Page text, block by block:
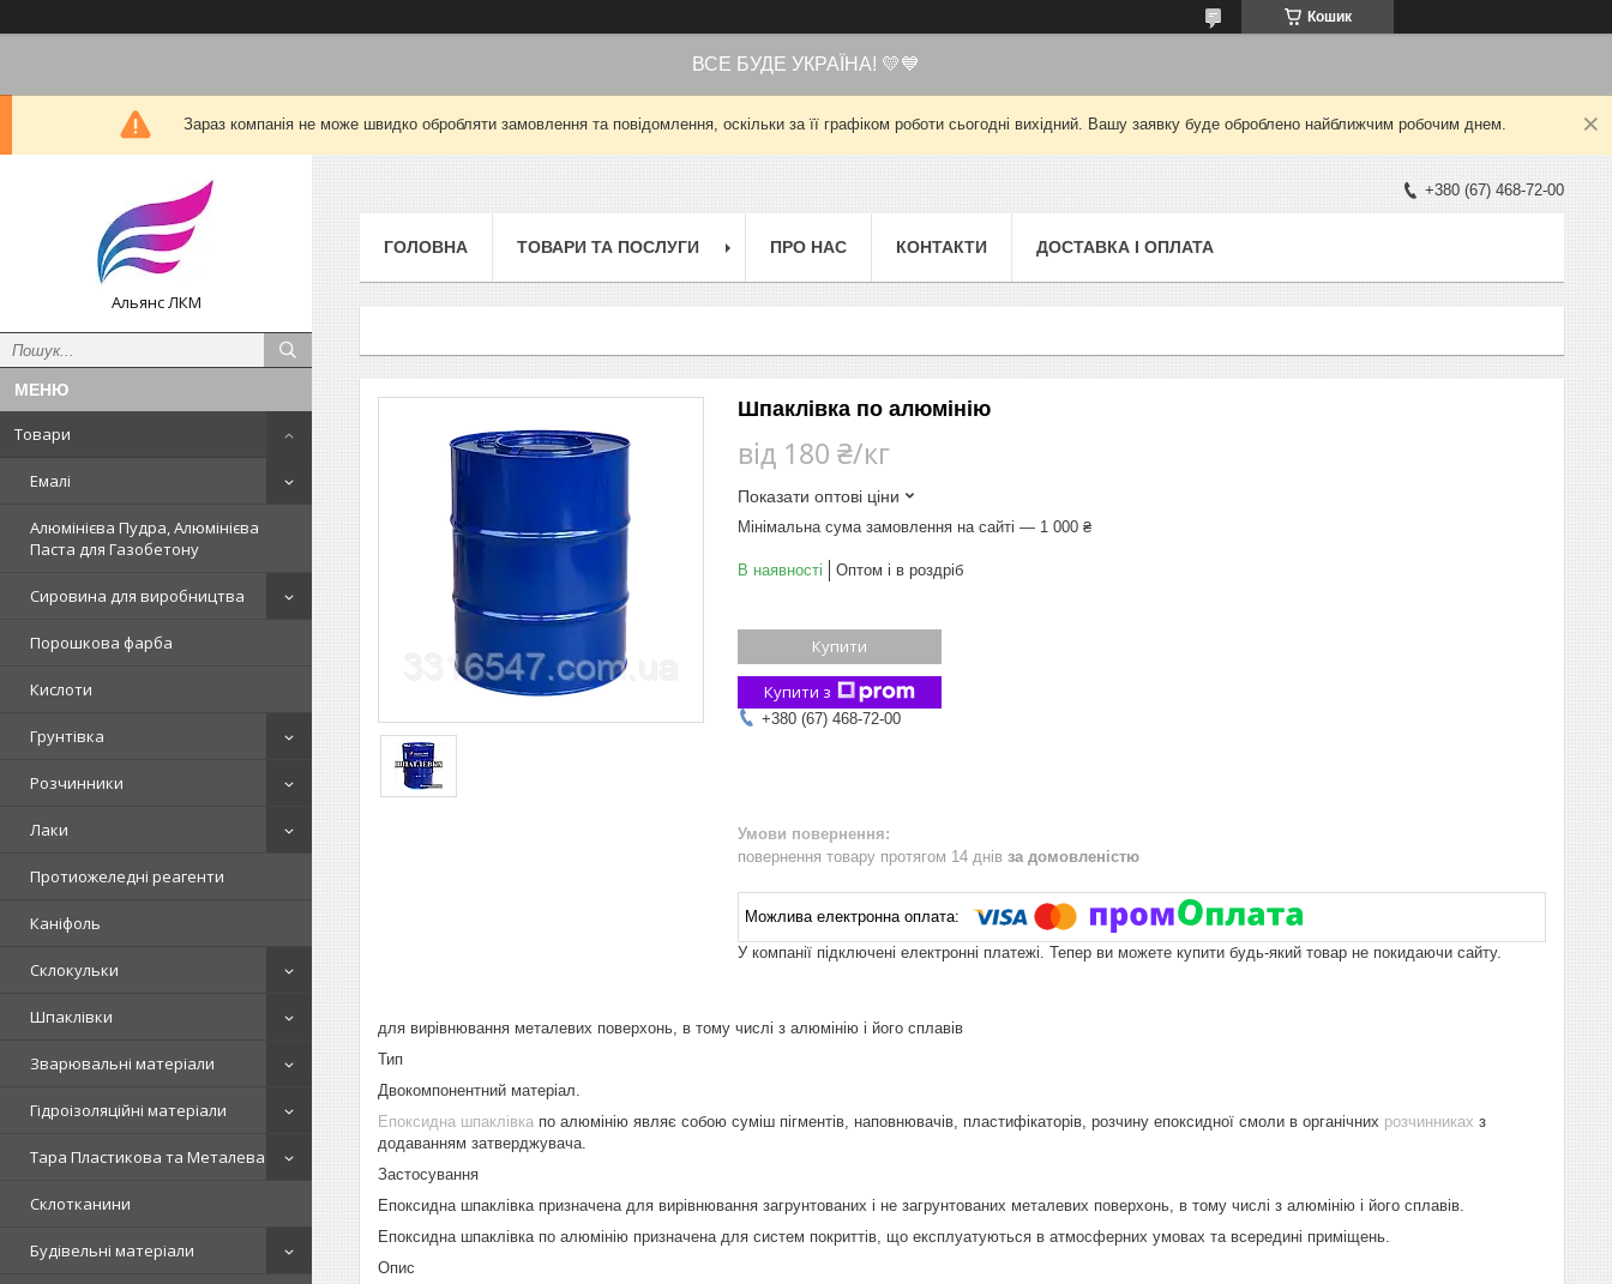
Кошик
ВСЕ БУДЕ УКРАЇНА! 💛💙
Зараз компанія не може швидко обробляти замовлення та повідомлення, оскільки за її графіком роботи сьогодні вихідний. Вашу заявку буде оброблено найближчим робочим днем.
Альянс ЛКМ
Товари
Емалі
Алюмінієва Пудра, Алюмінієва
Паста для Газобетону
Сировина для виробництва
Порошкова фарба
Кислоти
Грунтівка
Розчинники
Лаки
Протиожеледні реагенти
Каніфоль
Склокульки
Шпаклівки
Зварювальні матеріали
Гідроізоляційні матеріали
Тара Пластикова та Металева
Склотканини
Будівельні матеріали
+380 (67) 468-72-00
ГОЛОВНА ТОВАРИ ТА ПОСЛУГИ ПРО НАС КОНТАКТИ ДОСТАВКА І ОПЛАТА
Шпаклівка по алюмінію
від 180 ₴/кг
Показати оптові ціни
Мінімальна сума замовлення на сайті — 1 000 ₴
В наявності Оптом і в роздріб
Купити
Купити з
+380 (67) 468-72-00
повернення товару протягом 14 днів за домовленістю
У компанії підключені електронні платежі. Тепер ви можете купити будь-який товар не покидаючи сайту.
для вирівнювання металевих поверхонь, в тому числі з алюмінію і його сплавів
Тип
Двокомпонентний матеріал.
Епоксидна шпаклівка по алюмінію являє собою суміш пігментів, наповнювачів, пластифікаторів, розчину епоксидної смоли в органічних розчинниках з
додаванням затверджувача.
Застосування
Епоксидна шпаклівка призначена для вирівнювання загрунтованих і не загрунтованих металевих поверхонь, в тому числі з алюмінію і його сплавів.
Епоксидна шпаклівка по алюмінію призначена для систем покриттів, що експлуатуються в атмосферних умовах та всередині приміщень.
Опис